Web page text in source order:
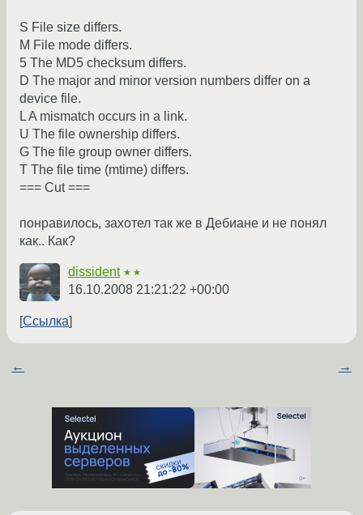
S File size differs.
M File mode differs.
5 The MD5 checksum differs.
D The major and minor version numbers differ on a
device file.
L A mismatch occurs in a link.
U The file ownership differs.
G The file group owner differs.
T The file time (mtime) differs.
=== Cut ===
понравилось, захотел так же в Дебиане и не понял
как.. Как?
dissident ★★
16.10.2008 21:21:22 +00:00
Ссылка
← →